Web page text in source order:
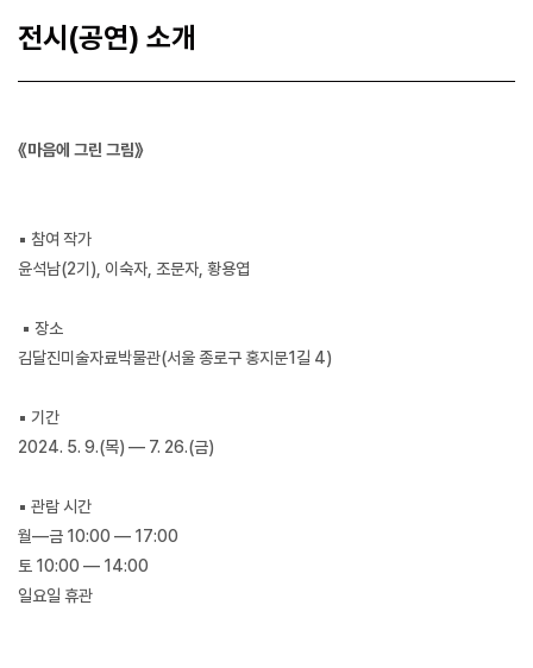
전시(공연) 소개
《마음에 그린 그림》
▪ 참여 작가
윤석남(2기), 이숙자, 조문자, 황용엽
▪ 장소
김달진미술자료박물관(서울 종로구 홍지문1길 4)
▪ 기간
2024. 5. 9.(목) — 7. 26.(금)
▪ 관람 시간
월—금 10:00 — 17:00
토 10:00 — 14:00
일요일 휴관